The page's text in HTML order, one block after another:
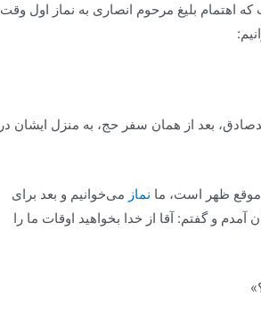
اهتمام بلیغ مرحوم انصاری به نماز اول وقت
بعد از همان سفر حج، به منزل ایشان در
موقع ظهر است، ما نماز می‌خوانیم و بعد برای
و گفتم: آقا از خدا بخواهید اوقات ما را